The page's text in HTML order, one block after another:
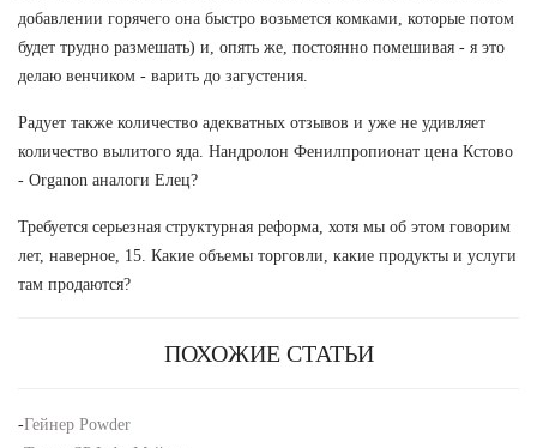
добавлении горячего она быстро возьмется комками, которые потом
будет трудно размешать) и, опять же, постоянно помешивая - я это
делаю венчиком - варить до загустения.
Радует также количество адекватных отзывов и уже не удивляет
количество вылитого яда. Нандролон Фенилпропионат цена Кстово
- Organon аналоги Елец?
Требуется серьезная структурная реформа, хотя мы об этом говорим
лет, наверное, 15. Какие объемы торговли, какие продукты и услуги
там продаются?
ПОХОЖИЕ СТАТЬИ
-Гейнер Powder